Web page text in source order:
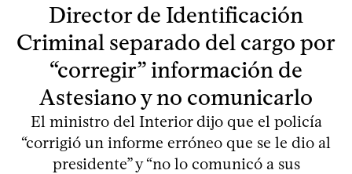
Director de Identificación
Criminal separado del cargo por
“corregir” información de
Astesiano y no comunicarlo
El ministro del Interior dijo que el policía
“corrigió un informe erróneo que se le dio al
presidente” y “no lo comunicó a sus